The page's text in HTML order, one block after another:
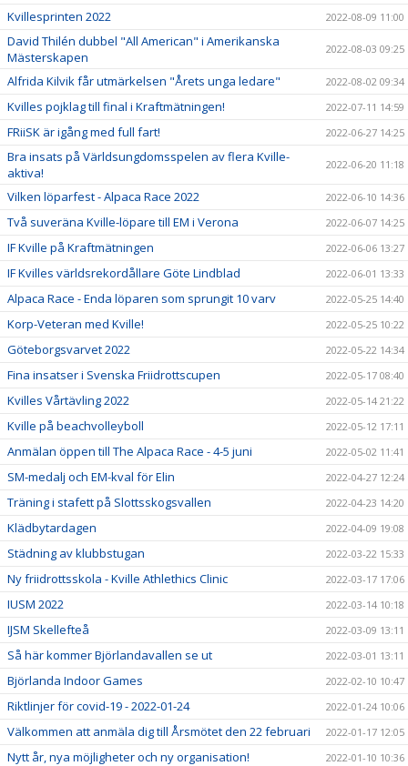
Kvillesprinten 2022 2022-08-09 11:00
David Thilén dubbel "All American" i Amerikanska
Mästerskapen
2022-08-03 09:25
Alfrida Kilvik får utmärkelsen "Årets unga ledare" 2022-08-02 09:34
Kvilles pojklag till final i Kraftmätningen! 2022-07-11 14:59
FRiiSK är igång med full fart! 2022-06-27 14:25
Bra insats på Världsungdomsspelen av flera Kville-
aktiva!
2022-06-20 11:18
Vilken löparfest - Alpaca Race 2022 2022-06-10 14:36
Två suveräna Kville-löpare till EM i Verona 2022-06-07 14:25
IF Kville på Kraftmätningen 2022-06-06 13:27
IF Kvilles världsrekordållare Göte Lindblad 2022-06-01 13:33
Alpaca Race - Enda löparen som sprungit 10 varv 2022-05-25 14:40
Korp-Veteran med Kville! 2022-05-25 10:22
Göteborgsvarvet 2022 2022-05-22 14:34
Fina insatser i Svenska Friidrottscupen 2022-05-17 08:40
Kvilles Vårtävling 2022 2022-05-14 21:22
Kville på beachvolleyboll 2022-05-12 17:11
Anmälan öppen till The Alpaca Race - 4-5 juni 2022-05-02 11:41
SM-medalj och EM-kval för Elin 2022-04-27 12:24
Träning i stafett på Slottsskogsvallen 2022-04-23 14:20
Klädbytardagen 2022-04-09 19:08
Städning av klubbstugan 2022-03-22 15:33
Ny friidrottsskola - Kville Athlethics Clinic 2022-03-17 17:06
IUSM 2022 2022-03-14 10:18
IJSM Skellefteå 2022-03-09 13:11
Så här kommer Björlandavallen se ut 2022-03-01 13:11
Björlanda Indoor Games 2022-02-10 10:47
Riktlinjer för covid-19 - 2022-01-24 2022-01-24 10:06
Välkommen att anmäla dig till Årsmötet den 22 februari 2022-01-17 12:05
Nytt år, nya möjligheter och ny organisation! 2022-01-10 10:36